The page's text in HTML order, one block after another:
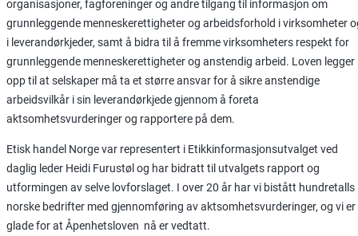
organisasjoner, fagforeninger og andre tilgang til informasjon om
grunnleggende menneskerettigheter og arbeidsforhold i virksomheter
i leverandørkjeder, samt å bidra til å fremme virksomheters respekt for
grunnleggende menneskerettigheter og anstendig arbeid. Loven legger
opp til at selskaper må ta et større ansvar for å sikre anstendige
arbeidsvilkår i sin leverandørkjede gjennom å foreta
aktsomhetsvurderinger og rapportere på dem.
Etisk handel Norge var representert i Etikkinformasjonsutvalget ved
daglig leder Heidi Furustøl og har bidratt til utvalgets rapport og
utformingen av selve lovforslaget. I over 20 år har vi bistått hundretalls
norske bedrifter med gjennomføring av aktsomhetsvurderinger, og vi er
glade for at Åpenhetsloven nå er vedtatt.